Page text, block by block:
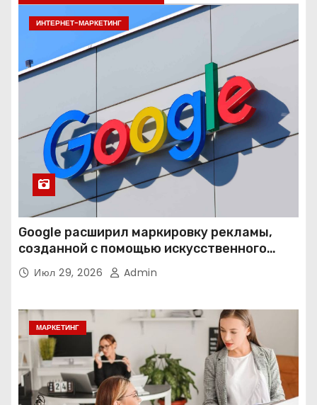
ИНТЕРНЕТ-МАРКЕТИНГ
Google расширил маркировку рекламы,
созданной с помощью искусственного
интеллекта
Июл 29, 2026 Admin
МАРКЕТИНГ